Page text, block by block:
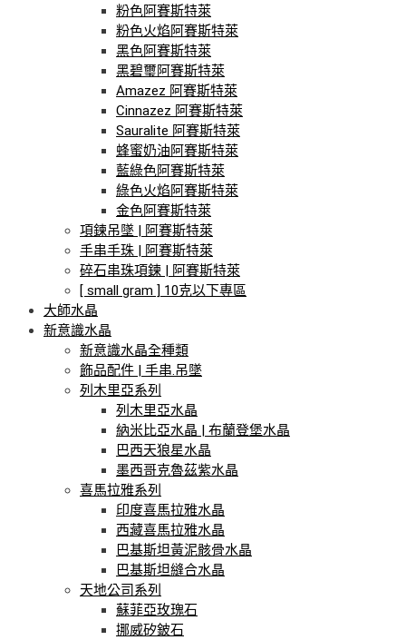
粉色阿賽斯特萊
粉色火焰阿賽斯特萊
黑色阿賽斯特萊
黑碧璽阿賽斯特萊
Amazez 阿賽斯特萊
Cinnazez 阿賽斯特萊
Sauralite 阿賽斯特萊
蜂蜜奶油阿賽斯特萊
藍綠色阿賽斯特萊
綠色火焰阿賽斯特萊
金色阿賽斯特萊
項鍊吊墜 | 阿賽斯特萊
手串手珠 | 阿賽斯特萊
碎石串珠項鍊 | 阿賽斯特萊
[ small gram ] 10克以下專區
大師水晶
新意識水晶
新意識水晶全種類
飾品配件 | 手串.吊墜
列木里亞系列
列木里亞水晶
納米比亞水晶 | 布蘭登堡水晶
巴西天狼星水晶
墨西哥克魯茲紫水晶
喜馬拉雅系列
印度喜馬拉雅水晶
西藏喜馬拉雅水晶
巴基斯坦黃泥骸骨水晶
巴基斯坦縫合水晶
天地公司系列
蘇菲亞玫瑰石
挪威矽鈹石